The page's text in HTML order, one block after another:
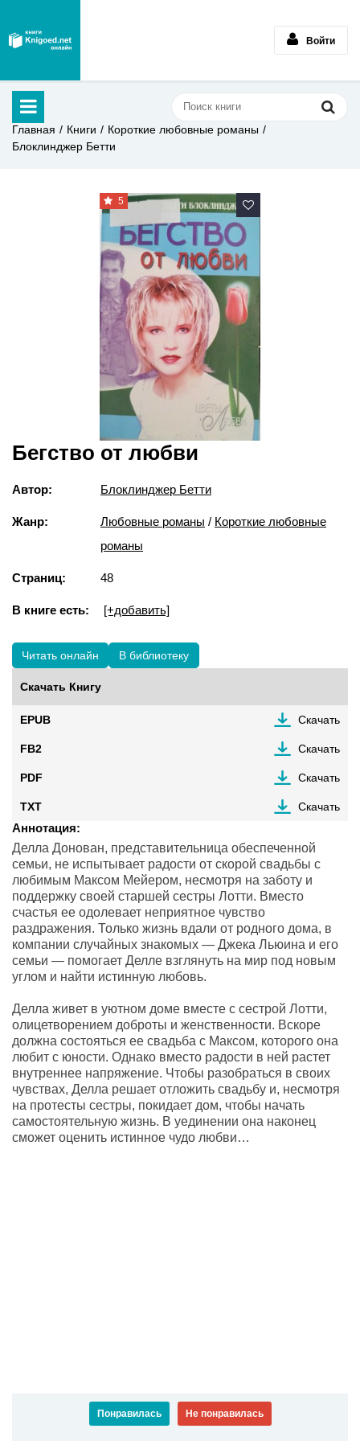
Войти
Главная Книги
Короткие любовные романы
Блоклинджер Бетти
5
Бегство от любви
Автор: Блоклинджер Бетти
Жанр: Любовные романы / Короткие любовные
романы
Страниц: 48
В книге есть: [+добавить]
Читать онлайн В библиотеку
Скачать Книгу
EPUB Скачать
FB2 Скачать
PDF Скачать
TXT Скачать
Аннотация:
Делла Донован, представительница обеспеченной
семьи, не испытывает радости от скорой свадьбы с
любимым Максом Мейером, несмотря на заботу и
поддержку своей старшей сестры Лотти. Вместо
счастья ее одолевает неприятное чувство
раздражения. Только жизнь вдали от родного дома, в
компании случайных знакомых — Джека Льюина и его
семьи — помогает Делле взглянуть на мир под новым
углом и найти истинную любовь.
Делла живет в уютном доме вместе с сестрой Лотти,
олицетворением доброты и женственности. Вскоре
должна состояться ее свадьба с Максом, которого она
любит с юности. Однако вместо радости в ней растет
внутреннее напряжение. Чтобы разобраться в своих
чувствах, Делла решает отложить свадьбу и, несмотря
на протесты сестры, покидает дом, чтобы начать
самостоятельную жизнь. В уединении она наконец
сможет оценить истинное чудо любви…
Понравилась Не понравилась